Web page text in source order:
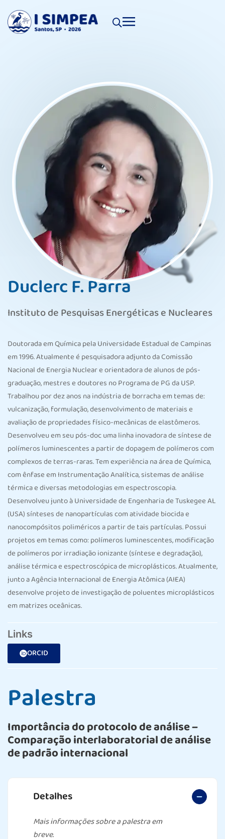
Duclerc F. Parra
Instituto de Pesquisas Energéticas e Nucleares
Doutorada em Química pela Universidade Estadual de Campinas
em 1996. Atualmente é pesquisadora adjunto da Comissão
Nacional de Energia Nuclear e orientadora de alunos de pós-
graduação, mestres e doutores no Programa de PG da USP.
Trabalhou por dez anos na indústria de borracha em temas de:
vulcanização, formulação, desenvolvimento de materiais e
avaliação de propriedades físico-mecânicas de elastômeros.
Desenvolveu em seu pós-doc uma linha inovadora de síntese de
polímeros luminescentes a partir de dopagem de polímeros com
complexos de terras-raras. Tem experiência na área de Química,
com ênfase em Instrumentação Analítica, sistemas de análise
térmica e diversas metodologias em espectroscopia.
Desenvolveu junto à Universidade de Engenharia de Tuskegee AL
(USA) sínteses de nanopartículas com atividade biocida e
nanocompósitos poliméricos a partir de tais partículas. Possui
projetos em temas como: polímeros luminescentes, modificação
de polímeros por irradiação ionizante (síntese e degradação),
análise térmica e espectroscópica de microplásticos. Atualmente,
junto a Agência Internacional de Energia Atômica (AIEA)
desenvolve projeto de investigação de poluentes microplásticos
em matrizes oceânicas.
Links
ORCID
Palestra
Importância do protocolo de análise –
Comparação interlaboratorial de análise
de padrão internacional
Detalhes
Mais informações sobre a palestra em
breve.